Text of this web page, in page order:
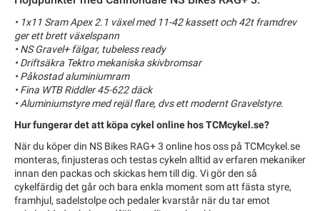
• 1x11 Sram Apex 2.1 växel med 11-42 kassett och 42t framdrev
ger ett brett växelspann
• NS Gravel+ fälgar, tubeless ready
• Driftsäkra Tektro mekaniska skivbromsar
• Påkostad aluminiumram
• Fina WTB Riddler 45-622 däck
• Aluminiumstyre med rejäl flare, dvs ett modernt Gravelstyre.
Hur fungerar det att köpa cykel online hos TCMcykel.se?
När du köper din NS Bikes RAG+ 3 online hos oss på TCMcykel.se
monteras, finjusteras och testas cykeln alltid av erfaren mekaniker
innan den packas och skickas hem till dig. Vi gör den så
cykelfärdig det går och bara enkla moment som att fästa styre,
framhjul, sadelstolpe och pedaler kvarstår när du tar emot